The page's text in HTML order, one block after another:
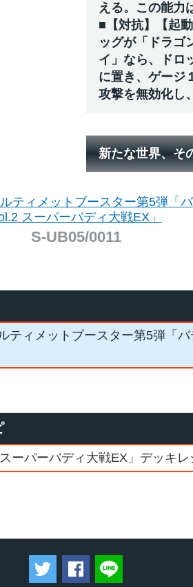
える。この能力
■【対抗】【起
ッグが「ドラゴ
イ」なら、ドロ
に置き、ゲージ
攻撃を無効化し
新たな世界、そ
ティメットブースター第5弾「
スーパーバディ大戦EX」
S-UB05/0011
ティメットブースター第5弾「
ーパーバディ大戦EX」デッキ
ツイートするFacebookでシェア